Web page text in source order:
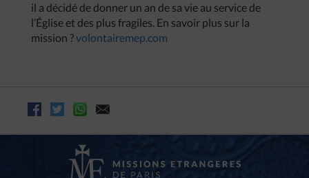
il a décidé de donner un an de sa vie au service de
l’Église et des plus fragiles. En savoir plus sur la
mission ?volontairemep.com